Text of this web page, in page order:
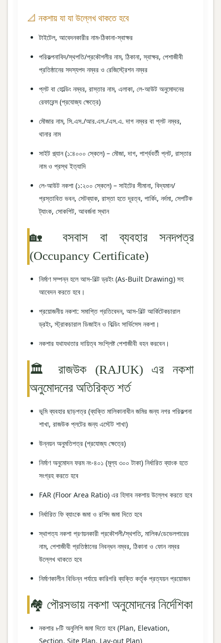
📐 নকশায় যা যা উল্লেখ থাকতে হবে
টাইটেল, আবেদনকারীর নাম-ঠিকানা-স্বাক্ষর
পরিকল্পনাবিদ/স্থপতি/প্রকৌশলীর নাম, ঠিকানা, স্বাক্ষর, পেশাজীবী
প্রতিষ্ঠানের সদস্যপদ নম্বর ও রেজিস্ট্রেশন নম্বর
প্লট বা হোল্ডিং নম্বর, রাস্তার নাম, এলাকা, লে-আউট অনুমোদনের
রেফারেন্স (প্রযোজ্য ক্ষেত্রে)
মৌজার নাম, সি.এস./আর.এস./এস.এ. দাগ নম্বর বা প্লট নম্বর,
থানার নাম
সাইট প্ল্যান (১:৪০০০ স্কেলে) – মৌজা, দাগ, পার্শ্ববর্তী প্লট, রাস্তার
নাম ও প্রস্থ ইত্যাদি
লে-আউট নকশা (১:২০০ স্কেলে) – সাইটের সীমানা, বিদ্যমান/
প্রস্তাবিত ভবন, সেটব্যাক, রাস্তা হতে দূরত্ব, পার্কিং, নর্দমা, সেপটিক
ট্যাংক, সোকপিট, আবর্জনা স্থান
🏡 বসবাস বা ব্যবহার সনদপত্র
(Occupancy Certificate)
নির্মাণ সম্পন্ন হলে আস-বিল্ট ড্রইং (As-Built Drawing) সহ
আবেদন করতে হবে।
প্রয়োজনীয় নকশা: সমাপ্তি প্রতিবেদন, আস-বিল্ট আর্কিটেকচারাল
ড্রইং, স্ট্রাকচারাল ডিজাইন ও বিল্ডিং সার্ভিসেস নকশা।
নকশার যথাযথতার দায়িত্ব সংশ্লিষ্ট পেশাজীবী বহন করবেন।
🏛️ রাজউক (RAJUK) এর নকশা
অনুমোদনের অতিরিক্ত শর্ত
ভূমি ব্যবহার ছাড়পত্র (ব্যক্তি মালিকানাধীন জমির জন্য নগর পরিকল্পনা
শাখা, রাজউক প্লটের জন্য এস্টেট শাখা)
উন্নয়ন অনুমতিপত্র (প্রযোজ্য ক্ষেত্রে)
নির্মাণ অনুমোদন ফরম নং-৪০১ (মূল্য ৩০০ টাকা) নির্ধারিত ব্যাংক হতে
সংগ্রহ করতে হবে
FAR (Floor Area Ratio) এর হিসাব নকশায় উল্লেখ করতে হবে
নির্ধারিত ফি ব্যাংকে জমা ও রশিদ জমা দিতে হবে
স্থাপত্য নকশা প্রণয়নকারী প্রকৌশলী/স্থপতি, মালিক/ডেভেলপারের
নাম, পেশাজীবী প্রতিষ্ঠানের নিবন্ধন নম্বর, ঠিকানা ও ফোন নম্বর
উল্লেখ থাকতে হবে
নির্মাণকালীন বিভিন্ন পর্যায়ে কারিগরি ব্যক্তি কর্তৃক প্রত্যয়ন প্রয়োজন
🏘️ পৌরসভায় নকশা অনুমোদনের নির্দেশিকা
নকশার ৮টি অনুলিপি জমা দিতে হবে (Plan, Elevation,
Section, Site Plan, Lay‑out Plan)